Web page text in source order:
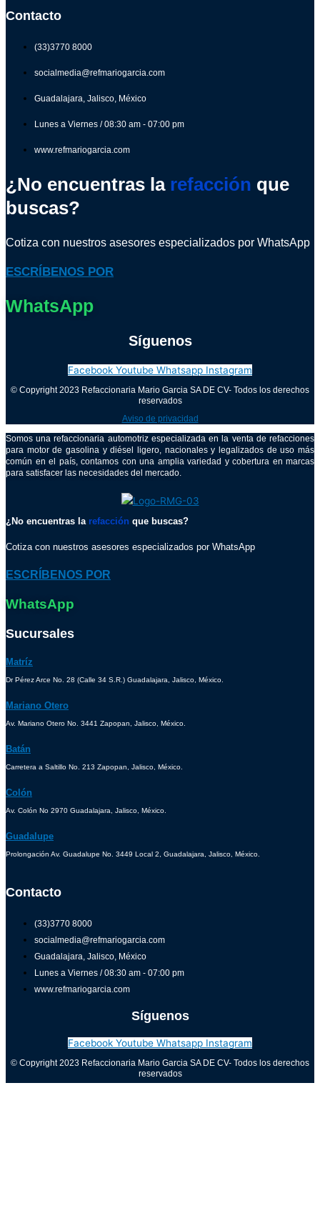
Contacto
(33)3770 8000
socialmedia@refmariogarcia.com
Guadalajara, Jalisco, México
Lunes a Viernes / 08:30 am - 07:00 pm
www.refmariogarcia.com
¿No encuentras la refacción que
buscas?
Cotiza con nuestros asesores especializados por WhatsApp
ESCRÍBENOS POR
WhatsApp
Síguenos
Facebook Youtube Whatsapp Instagram
© Copyright 2023 Refaccionaria Mario Garcia SA DE CV- Todos los derechos
reservados
Aviso de privacidad
Somos una refaccionaria automotriz especializada en la venta de refacciones
para motor de gasolina y diésel ligero, nacionales y legalizados de uso más
común en el país, contamos con una amplia variedad y cobertura en marcas
para satisfacer las necesidades del mercado.
¿No encuentras la refacción que buscas?
Cotiza con nuestros asesores especializados por WhatsApp
ESCRÍBENOS POR
WhatsApp
Sucursales
Matríz
Dr Pérez Arce No. 28 (Calle 34 S.R.) Guadalajara, Jalisco, México.
Mariano Otero
Av. Mariano Otero No. 3441 Zapopan, Jalisco, México.
Batán
Carretera a Saltillo No. 213 Zapopan, Jalisco, México.
Colón
Av. Colón No 2970 Guadalajara, Jalisco, México.
Guadalupe
Prolongación Av. Guadalupe No. 3449 Local 2, Guadalajara, Jalisco, México.
Contacto
(33)3770 8000
socialmedia@refmariogarcia.com
Guadalajara, Jalisco, México
Lunes a Viernes / 08:30 am - 07:00 pm
www.refmariogarcia.com
Síguenos
Facebook Youtube Whatsapp Instagram
© Copyright 2023 Refaccionaria Mario Garcia SA DE CV- Todos los derechos
reservados